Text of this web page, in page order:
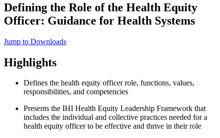
Defining the Role of the Health Equity
Officer: Guidance for Health Systems
Jump to Downloads
Highlights
Defines the health equity officer role, functions, values,
responsibilities, and competencies
Presents the IHI Health Equity Leadership Framework that
includes the individual and collective practices needed for a
health equity officer to be effective and thrive in their role